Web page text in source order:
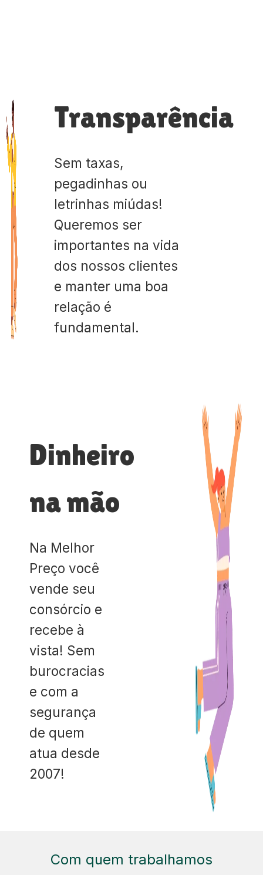
Transparência
Sem taxas,
pegadinhas ou
letrinhas miúdas!
Queremos ser
importantes na vida
dos nossos clientes
e manter uma boa
relação é
fundamental.
Dinheiro
na mão
Na Melhor
Preço você
vende seu
consórcio e
recebe à
vista! Sem
burocracias
e com a
segurança
de quem
atua desde
2007!
Com quem trabalhamos